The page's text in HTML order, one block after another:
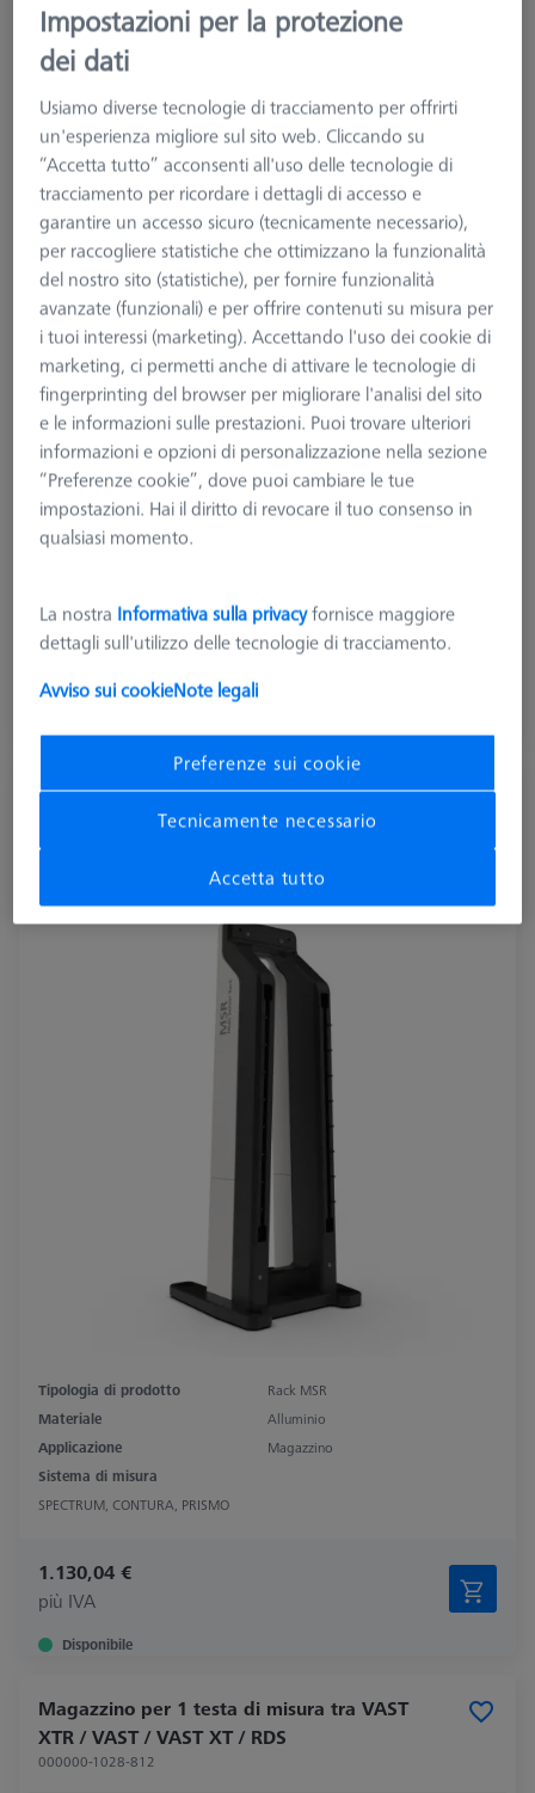
Tipologia sistema di misura
176,46 €
più IVA
Disponibile
Colonna MSR 2.0, per CMM con Z = 800
626100-9300-800
Tipologia di prodotto
Rack MSR
Materiale
Alluminio
Applicazione
Magazzino
Sistema di misura
SPECTRUM, CONTURA, PRISMO
1.130,04 €
più IVA
Disponibile
Magazzino per 1 testa di misura tra VAST
XTR / VAST / VAST XT / RDS
000000-1028-812
Impostazioni per la protezione
dei dati
Usiamo diverse tecnologie di tracciamento per offrirti
un'esperienza migliore sul sito web. Cliccando su
“Accetta tutto” acconsenti all'uso delle tecnologie di
tracciamento per ricordare i dettagli di accesso e
garantire un accesso sicuro (tecnicamente necessario),
per raccogliere statistiche che ottimizzano la funzionalità
del nostro sito (statistiche), per fornire funzionalità
avanzate (funzionali) e per offrire contenuti su misura per
i tuoi interessi (marketing). Accettando l'uso dei cookie di
marketing, ci permetti anche di attivare le tecnologie di
fingerprinting del browser per migliorare l'analisi del sito
e le informazioni sulle prestazioni. Puoi trovare ulteriori
informazioni e opzioni di personalizzazione nella sezione
“Preferenze cookie”, dove puoi cambiare le tue
impostazioni. Hai il diritto di revocare il tuo consenso in
qualsiasi momento.
La nostra Informativa sulla privacyfornisce maggiore
dettagli sull'utilizzo delle tecnologie di tracciamento.
Avviso sui cookieNote legali
Preferenze sui cookie
Tecnicamente necessario
Accetta tutto